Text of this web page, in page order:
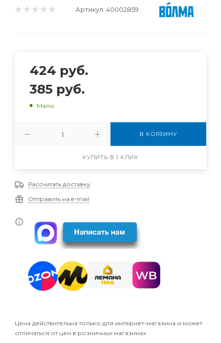
Артикул: 40002859
424 руб.
385 руб.
Мало
В КОРЗИНУ
КУПИТЬ В 1 КЛИК
Рассчитать доставку
Отправить на e-mail
Цена действительна только для интернет-магазина и может
отличаться от цен в розничных магазинах